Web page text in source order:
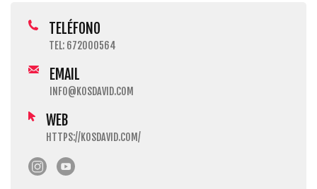
TELÉFONO
TEL: 672000564
EMAIL
INFO@KOSDAVID.COM
WEB
HTTPS://KOSDAVID.COM/